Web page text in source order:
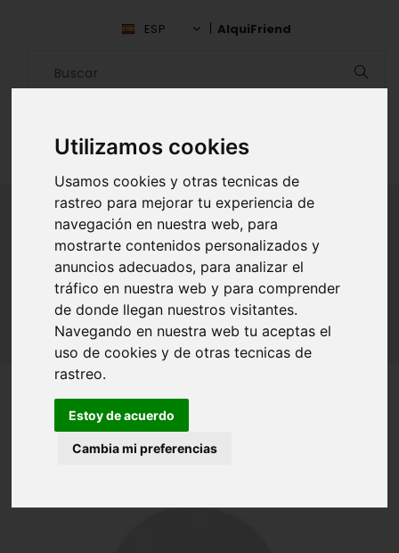
Utilizamos cookies
Usamos cookies y otras tecnicas de
rastreo para mejorar tu experiencia de
navegación en nuestra web, para
mostrarte contenidos personalizados y
anuncios adecuados, para analizar el
tráfico en nuestra web y para comprender
de donde llegan nuestros visitantes.
Navegando en nuestra web tu aceptas el
uso de cookies y de otras tecnicas de
rastreo.
Estoy de acuerdo
Cambia mi preferencias
ESP AlquiFriend
ALQUILAR AMIGO
Inicio Amigos Morelos Yoselin Hernandez